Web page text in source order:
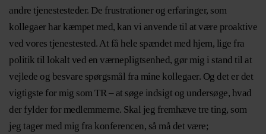
andre tjenestesteder. De frustrationer og erfaringer, som
kollegaer har kæmpet med, kan vi anvende til at være proaktive
ved vores tjenestested. At få hele spændet med hjem, lige fra
politik til lokalt ved en værnepligtsenhed, gør mig i stand til at
vejlede og besvare spørgsmål fra mine kollegaer. Og det er det
vigtigste for mig som TR – at søge indsigt og undersøge, hvad
der fylder for medlemmerne. Skal jeg fremhæve tre ting, som
jeg tager med mig fra konferencen, så må det være;